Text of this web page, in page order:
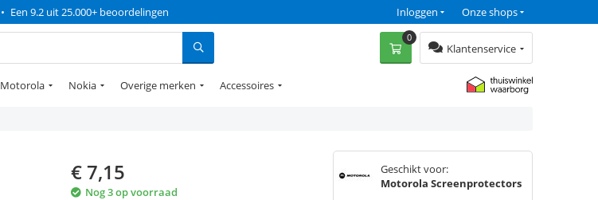
• Een 9.2 uit 25.000+ beoordelingen Onze shops
Inloggen
Klantenservice
0
Motorola Nokia Overige merken Accessoires
€7,15
Nog 3 op voorraad
Geschikt voor:
Motorola Screenprotectors